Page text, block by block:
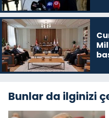
Bunlar da ilginizi